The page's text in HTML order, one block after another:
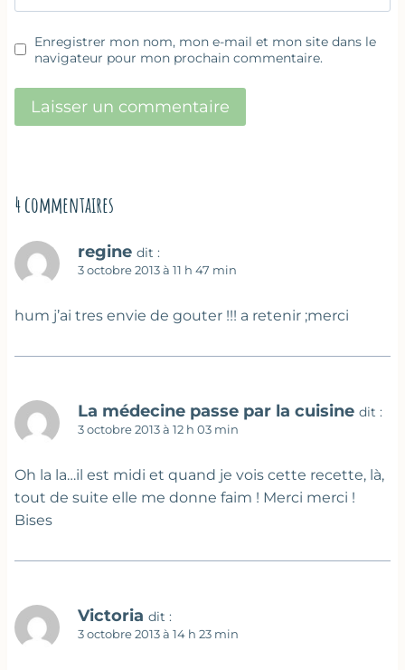
Enregistrer mon nom, mon e-mail et mon site dans le
navigateur pour mon prochain commentaire.
4 commentaires
regine dit :
3 octobre 2013 à 11 h 47 min
hum j’ai tres envie de gouter !!! a retenir ;merci
La médecine passe par la cuisine dit :
3 octobre 2013 à 12 h 03 min
Oh la la…il est midi et quand je vois cette recette, là,
tout de suite elle me donne faim ! Merci merci !
Bises
Victoria dit :
3 octobre 2013 à 14 h 23 min